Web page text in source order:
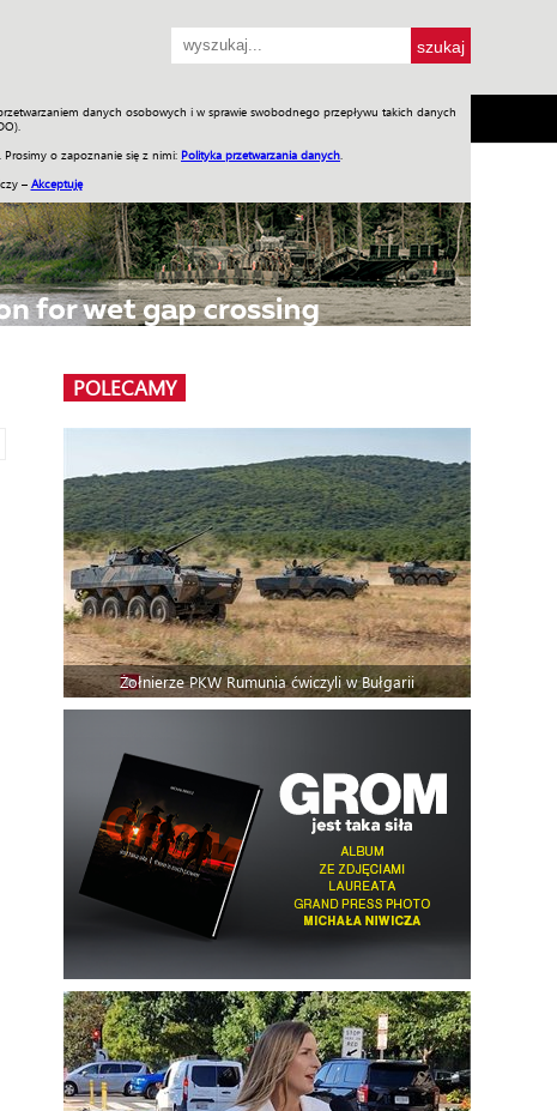
danych osobowych i w sprawie swobodnego przepływu takich danych
o zapoznanie się z nimi: Polityka przetwarzania danych
– Akceptuję
SKLEP Jednodniówki Praca w WIW
POLECAMY
Żołnierze PKW Rumunia ćwiczyli w Bułgarii